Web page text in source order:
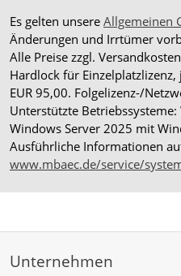
Es gelten unsere Allgemeinen
Änderungen und Irrtümer
Alle Preise zzgl.
Hardlock für Einzelplatzlizenz,
EUR 95,00. Folgelizenz-/
Unterstützte
Windows Server 2025 mit
Ausführliche Informationen
www.mbaec.de/service/
Unternehmen